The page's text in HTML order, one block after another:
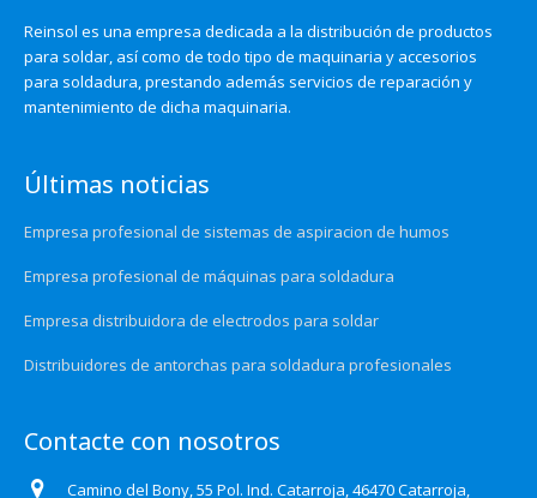
Reinsol es una empresa dedicada a la distribución de productos
para soldar, así como de todo tipo de maquinaria y accesorios
para soldadura, prestando además servicios de reparación y
mantenimiento de dicha maquinaria.
Últimas noticias
Empresa profesional de sistemas de aspiracion de humos
Empresa profesional de máquinas para soldadura
Empresa distribuidora de electrodos para soldar
Distribuidores de antorchas para soldadura profesionales
Contacte con nosotros
Camino del Bony, 55 Pol. Ind. Catarroja, 46470 Catarroja,